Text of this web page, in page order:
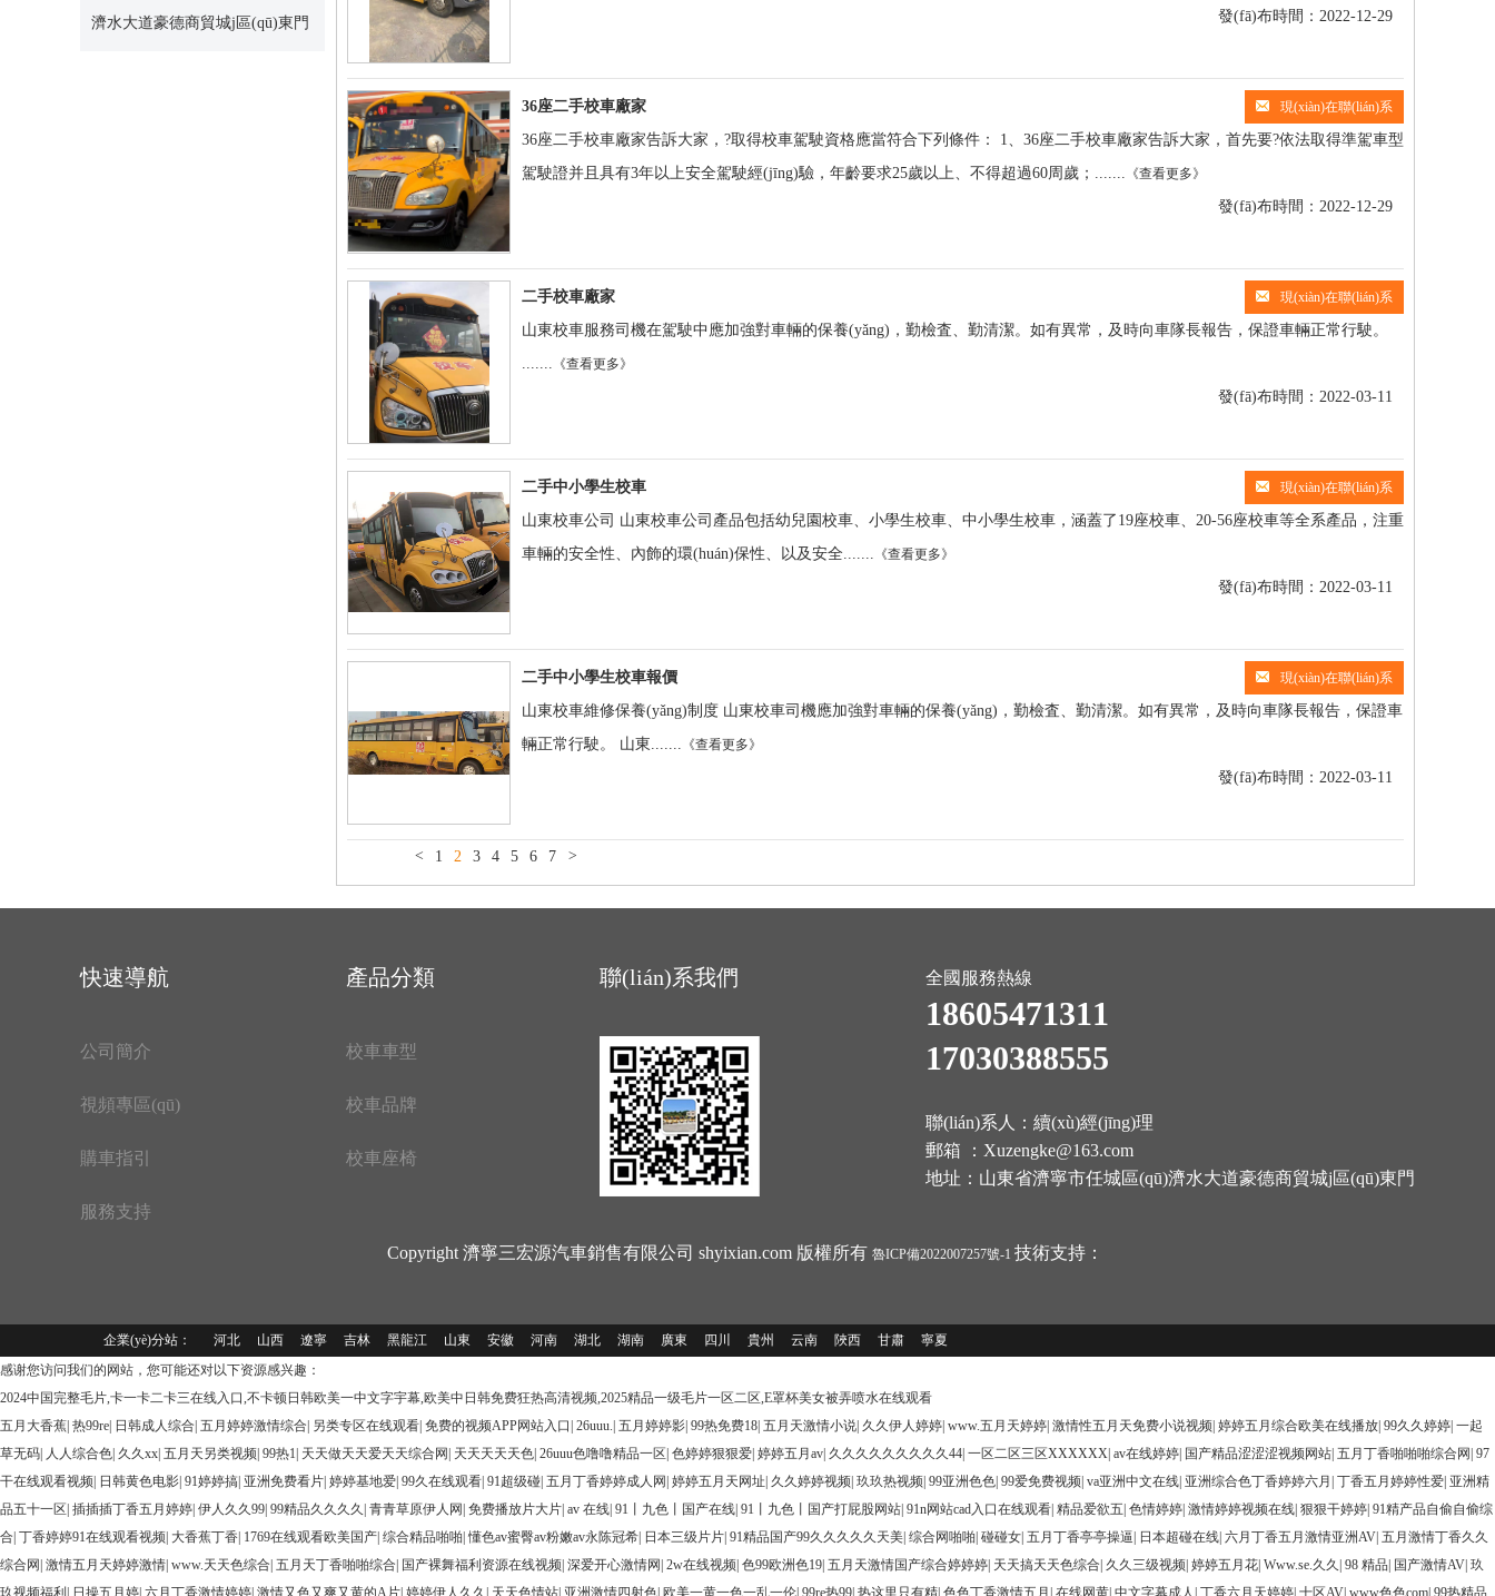
濟水大道豪德商貿城j區(qū)東門
發(fā)布時間：2022-12-29
現(xiàn)在聯(lián)系
36座二手校車廠家
36座二手校車廠家告訴大家，?取得校車駕駛資格應當符合下列條件： 1、36座二手校車廠家告訴大家，首先要?依法取得準駕車型
駕駛證并且具有3年以上安全駕駛經(jīng)驗，年齡要求25歲以上、不得超過60周歲；....... 《查看更多》
發(fā)布時間：2022-12-29
現(xiàn)在聯(lián)系
二手校車廠家
山東校車服務司機在駕駛中應加強對車輛的保養(yǎng)，勤檢査、勤清潔。如有異常，及時向車隊長報告，保證車輛正常行駛。
....... 《查看更多》
發(fā)布時間：2022-03-11
現(xiàn)在聯(lián)系
二手中小學生校車
山東校車公司 山東校車公司產品包括幼兒園校車、小學生校車、中小學生校車，涵蓋了19座校車、20-56座校車等全系產品，注重
車輛的安全性、內飾的環(huán)保性、以及安全....... 《查看更多》
發(fā)布時間：2022-03-11
現(xiàn)在聯(lián)系
二手中小學生校車報價
山東校車維修保養(yǎng)制度 山東校車司機應加強對車輛的保養(yǎng)，勤檢査、勤清潔。如有異常，及時向車隊長報告，保證車
輛正常行駛。 山東....... 《查看更多》
發(fā)布時間：2022-03-11
< 1 2 3 4 5 6 7 >
快速導航
公司簡介
視頻專區(qū)
購車指引
服務支持
產品分類
校車車型
校車品牌
校車座椅
聯(lián)系我們 全國服務熱線
18605471311
17030388555
聯(lián)系人：續(xù)經(jīng)理
郵箱 ：Xuzengke@163.com
地址：山東省濟寧市任城區(qū)濟水大道豪德商貿城j區(qū)東門
Copyright 濟寧三宏源汽車銷售有限公司 shyixian.com 版權所有 魯ICP備2022007257號-1 技術支持：
企業(yè)分站： 河北 山西 遼寧 吉林 黑龍江 山東 安徽 河南 湖北 湖南 廣東 四川 貴州 云南 陜西 甘肅
寧夏
感谢您访问我们的网站，您可能还对以下资源感兴趣：
2024中国完整毛片,卡一卡二卡三在线入口,不卡顿日韩欧美一中文字宇幕,欧美中日韩免费狂热高清视频,2025精品一级毛片一区二区,E罩杯美女被弄喷水在线观看
五月大香蕉 热99re 日韩成人综合 五月婷婷激情综合 另类专区在线观看 免费的视频APP网站入口 26uuu. 五月婷婷影 99热免费18 五月天激情小说 久久伊人婷婷 www.五月天婷婷 激情性五月天免费小说视频 婷婷五月综合欧美在线播放 99久久婷婷 一起
草无码 人人综合色 久久xx 五月天另类视频 99热1 天天做天天爱天天综合网 天天天天天色 26uuu色噜噜精品一区 色婷婷狠狠爱 婷婷五月av 久久久久久久久久久44 一区二区三区XXXXXX av在线婷婷 国产精品涩涩涩视频网站 五月丁香啪啪啪综合网 97
干在线观看视频 日韩黄色电影 91婷婷搞 亚洲免费看片 婷婷基地爱 99久在线观看 91超级碰 五月丁香婷婷成人网 婷婷五月天网址 久久婷婷视频 玖玖热视频 99亚洲色色 99爱免费视频 va亚洲中文在线 亚洲综合色丁香婷婷六月 丁香五月婷婷性爱 亚洲精
品五十一区 插插插丁香五月婷婷 伊人久久99 99精品久久久久 青青草原伊人网 免费播放片大片 av 在线 91丨九色丨国产在线 91丨九色丨国产打屁股网站 91n网站cad入口在线观看 精品爱欲五 色情婷婷 激情婷婷视频在线 狠狠干婷婷 91精产品自偷自偷综
合 丁香婷婷91在线观看视频 大香蕉丁香 1769在线观看欧美国产 综合精品啪啪 |懂色av蜜臀av粉嫩av永陈冠希 日本三级片片 91精品国产99久久久久久天美 综合网啪啪 碰碰女 五月丁香亭亭操逼 日本超碰在线 六月丁香五月激情亚洲AV 五月激情丁香久久
综合网 激情五月天婷婷激情 www.天天色综合 五月天丁香啪啪综合 国产裸舞福利资源在线视频 深爱开心激情网 2w在线视频 色99欧洲色19 五月天激情国产综合婷婷婷 天天搞天天色综合 久久三级视频 婷婷五月花 Www.se.久久 98 精品 国产激情AV 玖
玖视频福利
日操五月婷 六月丁香激情婷婷 激情又色又爽又黄的A片 婷婷伊人久久 天天色情站 亚洲激情四射色 欧美一黄一色一乱一伦 99re热99 热这里只有精 色色丁香激情五月 在线网黄 中文字幕成人 丁香六月天婷婷 十区AV www色色com 99热精品